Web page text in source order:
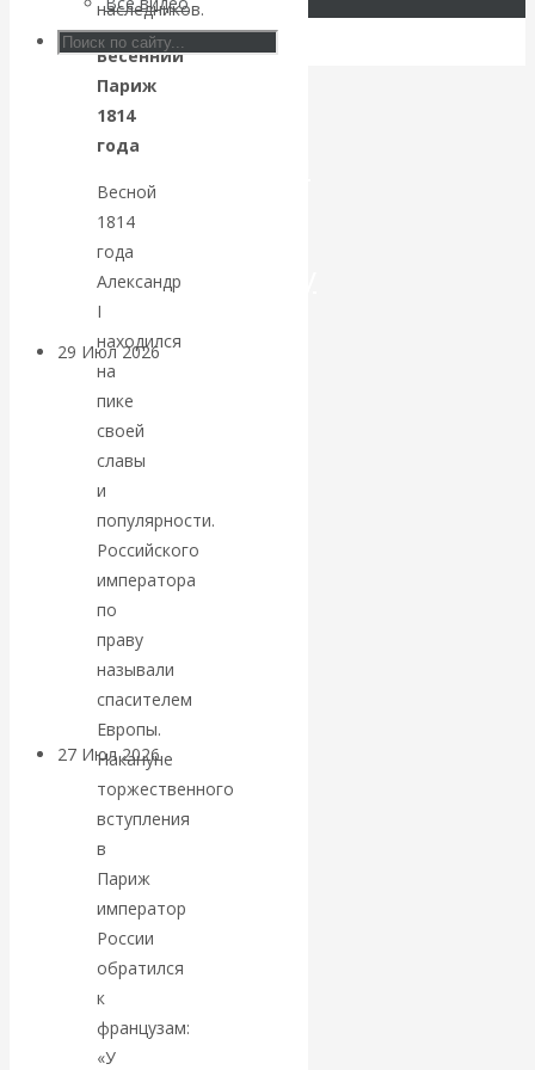
Искусственный
интеллект —
революционный
переход к
посткапитализму
29 Июл 2026Мировая
финансовая олигархия
Валентин
Катасонов.
«Мировые
ростовщики»:
вчера и сегодня
27 Июл 2026Мировая
валютная система
Валентин
КАтасонов.
«МЕТОД
ОТМЫВАНИЯ
наследников.
Весенний
Париж
1814
года
Весной
1814
года
Александр
I
находился
на
пике
своей
славы
и
популярности.
Российского
императора
по
праву
называли
спасителем
Европы.
Накануне
торжественного
вступления
в
Париж
император
России
обратился
к
французам:
«У